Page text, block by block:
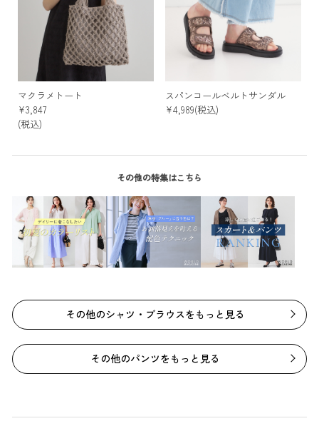
マクラメトート
¥3,847
(税込)
スパンコールベルトサンダル
¥4,989(税込)
その他の特集はこちら
その他のシャツ・ブラウスをもっと見る
その他のパンツをもっと見る